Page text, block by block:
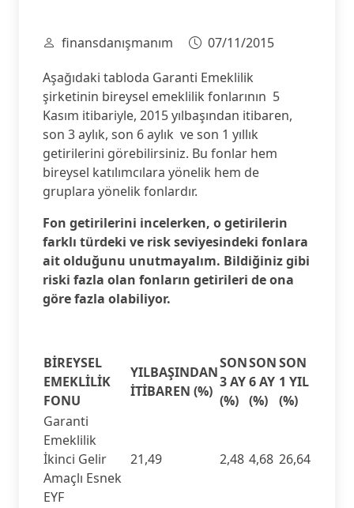
finansdanışmanım
07/11/2015
Aşağıdaki tabloda Garanti Emeklilik
şirketinin bireysel emeklilik fonlarının 5
Kasım itibariyle, 2015 yılbaşından itibaren,
son 3 aylık, son 6 aylık ve son 1 yıllık
getirilerini görebilirsiniz. Bu fonlar hem
bireysel katılımcılara yönelik hem de
gruplara yönelik fonlardır.
Fon getirilerini incelerken, o getirilerin
farklı türdeki ve risk seviyesindeki fonlara
ait olduğunu unutmayalım. Bildiğiniz gibi
riski fazla olan fonların getirileri de ona
göre fazla olabiliyor.
BİREYSEL
EMEKLİLİK
FONU
YILBAŞINDAN
İTİBAREN (%)
SON
3 AY
(%)
SON
6 AY
(%)
SON
1 YIL
(%)
Garanti
Emeklilik
İkinci Gelir
Amaçlı Esnek
EYF
21,49 2,48 4,68 26,64